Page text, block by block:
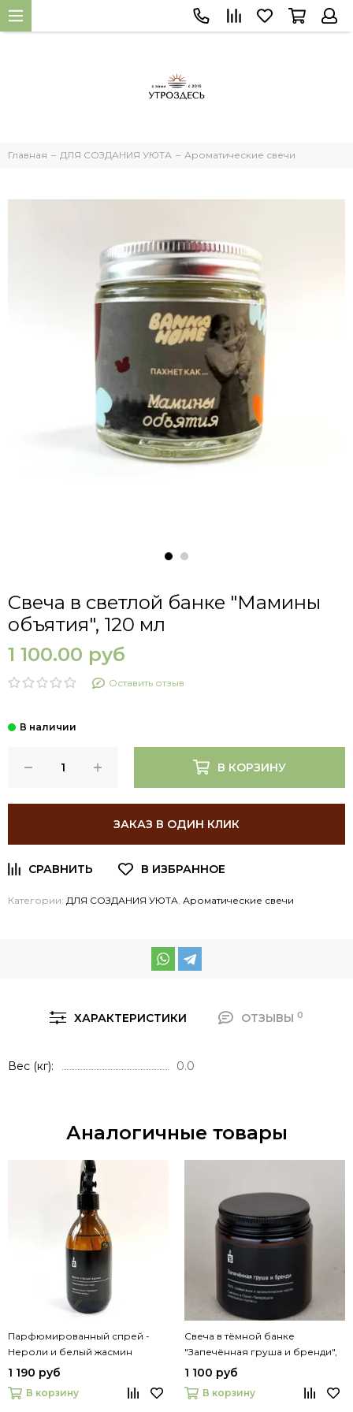
Главная ДЛЯ СОЗДАНИЯ УЮТА Ароматические свечи
Свеча в светлой банке "Мамины
объятия", 120 мл
1 100.00 руб
Оставить отзыв
В КОРЗИНУ
ЗАКАЗ В ОДИН КЛИК
Категории: ДЛЯ СОЗДАНИЯ УЮТА Ароматические свечи
ХАРАКТЕРИСТИКИ ОТЗЫВЫ 0
Вес (кг) 0.0
Аналогичные товары
Парфюмированный спрей -
Нероли и белый жасмин
1 190 руб
В корзину
Свеча в тёмной банке
"Запечённая груша и бренди",
120 мл
1 100 руб
В корзину